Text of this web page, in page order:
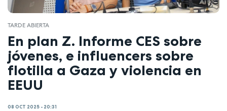
TARDE ABIERTA
En plan Z. Informe CES sobre
jóvenes, e influencers sobre
flotilla a Gaza y violencia en
EEUU
08 OCT 2025 - 20:31